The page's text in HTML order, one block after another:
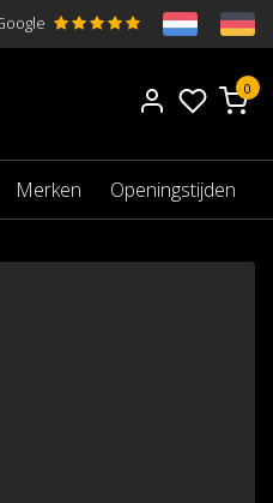
0
Merken Openingstijden